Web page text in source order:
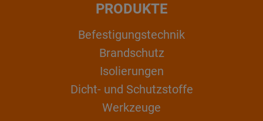
PRODUKTE
Befestigungstechnik
Brandschutz
Isolierungen
Dicht- und Schutzstoffe
Werkzeuge